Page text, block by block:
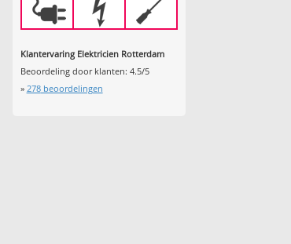
Klantervaring Elektricien Rotterdam
Beoordeling door klanten: 4.5/5
» 278beoordelingen